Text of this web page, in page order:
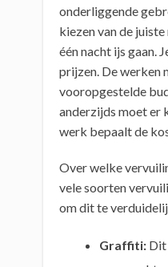
onderliggende
kiezen van de
één nacht ijs gaan.
prijzen. De werken
vooropgestelde
anderzijds moet er
werk bepaalt de
Over welke
vele soorten
om dit te
Graffiti: Dit